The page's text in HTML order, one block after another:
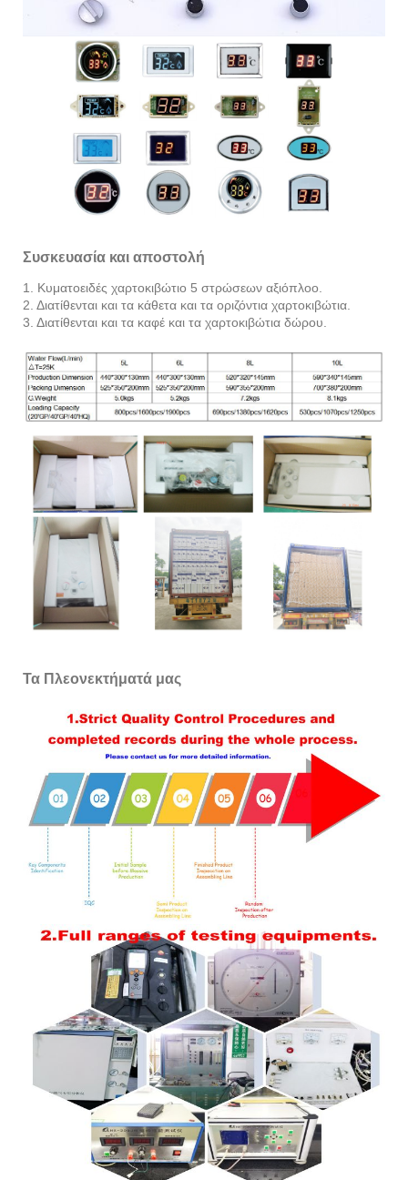
Συσκευασία και αποστολή
1. Κυματοειδές χαρτοκιβώτιο 5 στρώσεων αξιόπλοο.
2. Διατίθενται και τα κάθετα και τα οριζόντια χαρτοκιβώτια.
3. Διατίθενται και τα καφέ και τα χαρτοκιβώτια δώρου.
Τα Πλεονεκτήματά μας